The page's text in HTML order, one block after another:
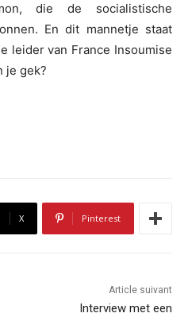
die de socialistische
En dit mannetje staat
leider van France Insoumise
je gek?
X Pinterest
Article suivant
Interview met een